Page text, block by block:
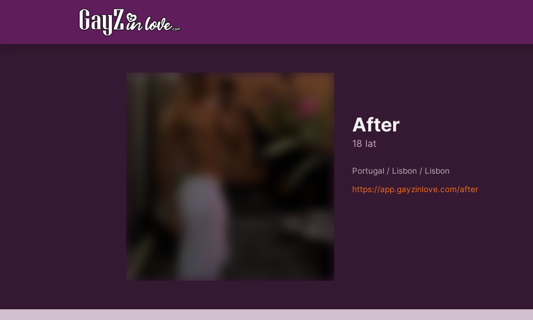
After
18 lat
Portugal / Lisbon / Lisbon
https://app.gayzinlove.com/after